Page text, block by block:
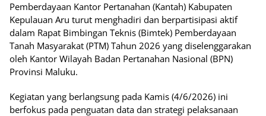
Pemberdayaan Kantor Pertanahan (Kantah) Kabupaten
Kepulauan Aru turut menghadiri dan berpartisipasi aktif
dalam Rapat Bimbingan Teknis (Bimtek) Pemberdayaan
Tanah Masyarakat (PTM) Tahun 2026 yang diselenggarakan
oleh Kantor Wilayah Badan Pertanahan Nasional (BPN)
Provinsi Maluku.
Kegiatan yang berlangsung pada Kamis (4/6/2026) ini
berfokus pada penguatan data dan strategi pelaksanaan